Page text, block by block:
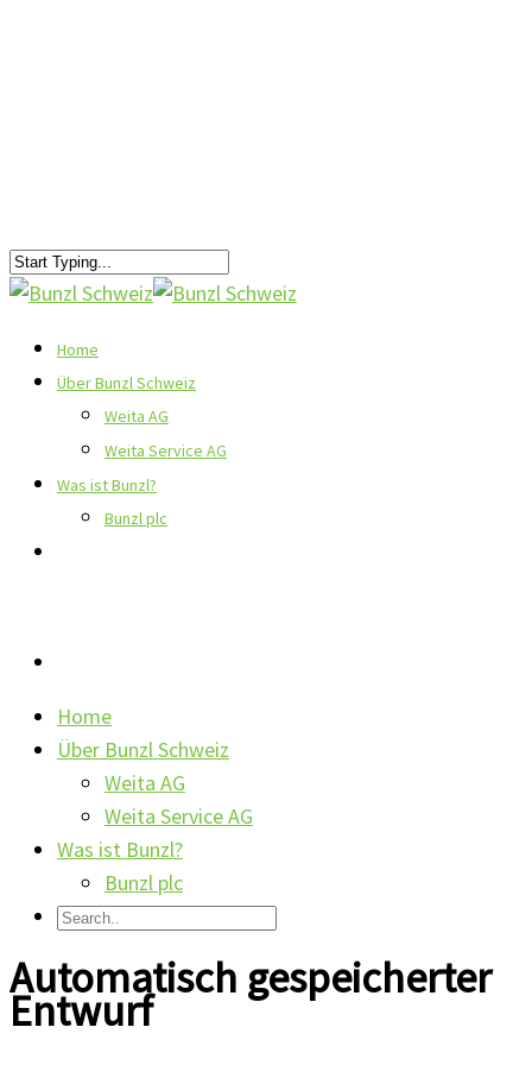
Home
Über Bunzl Schweiz
Weita AG
Weita Service AG
Was ist Bunzl?
Bunzl plc
Home
Über Bunzl Schweiz
Weita AG
Weita Service AG
Was ist Bunzl?
Bunzl plc
Automatisch gespeicherter
Entwurf